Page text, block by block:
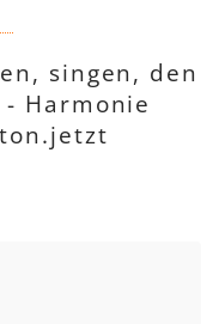
singen, den
Harmonie